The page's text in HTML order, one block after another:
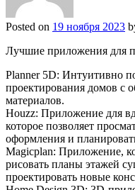
Posted on 19 ноября 2023
Лучшие приложения для
Planner 5D: Интуитивно
проектирования домов с
материалов.
Houzz: Приложение для
которое позволяет
оформления и
Magicplan: Приложение,
рисовать планы этажей
проектировать новые